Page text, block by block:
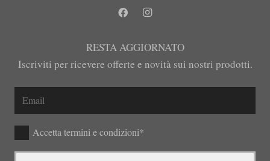
RESTA AGGIORNATO
Iscriviti per ricevere offerte e novità sui nostri prodotti.
Accetta termini e condizioni*